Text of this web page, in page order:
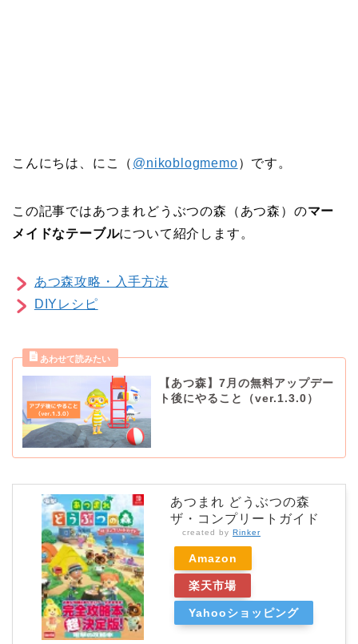
こんにちは、にこ（ @nikoblogmemo）です。
この記事ではあつまれどうぶつの森（あつ森）のマー
メイドなテーブルについて紹介します。
あつ森攻略・入手方法
DIYレシピ
【あつ森】7月の無料アップデー
ト後にやること（ver.1.3.0）
あつまれ どうぶつの森
ザ・コンプリートガイド
created by Rinker
Amazon
楽天市場
Yahooショッピング